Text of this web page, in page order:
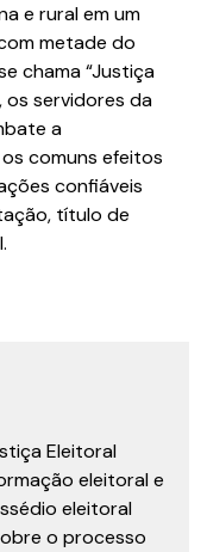
e rural em um
metade do
chama “Justiça
os servidores da
a
comuns efeitos
confiáveis
título de
Eleitoral
eleitoral e
eleitoral
o processo